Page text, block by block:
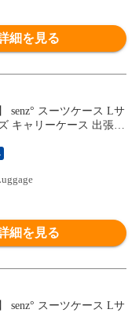
細を見る
senz° スーツケース Lサ
キャリーケース 出張
9～10泊 耐水性 拡張
ネート おしゃれ senz
in SZ-8804
細を見る
senz° スーツケース Lサ